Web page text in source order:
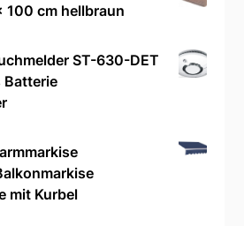
100 cm hellbraun
ST-630-DET
Batterie
mit Kurbel